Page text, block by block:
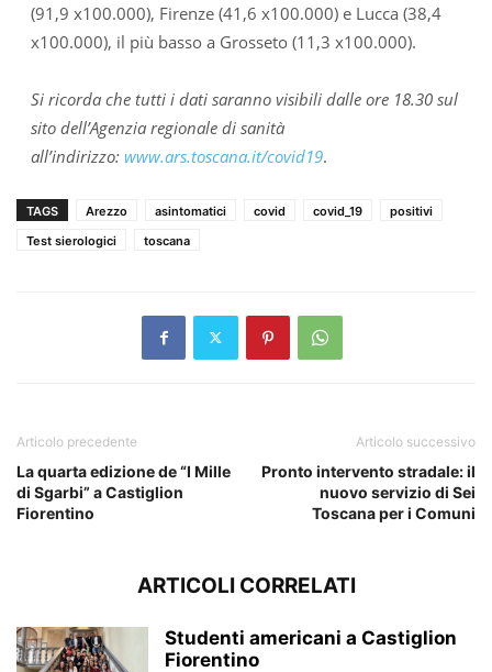
(91,9 x100.000), Firenze (41,6 x100.000) e Lucca (38,4
x100.000), il più basso a Grosseto (11,3 x100.000).
Si ricorda che tutti i dati saranno visibili dalle ore 18.30 sul
sito dell’Agenzia regionale di sanità
all’indirizzo: www.ars.toscana.it/covid19.
TAGS Arezzo asintomatici covid covid_19
positivi
Test sierologici
toscana
Articolo precedente
La quarta edizione de “I Mille
di Sgarbi” a Castiglion
Fiorentino
Articolo successivo
Pronto intervento stradale: il
nuovo servizio di Sei
Toscana per i Comuni
ARTICOLI CORRELATI
Studenti americani a Castiglion
Fiorentino